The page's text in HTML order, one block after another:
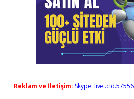
Reklam ve İletişim: Skype: